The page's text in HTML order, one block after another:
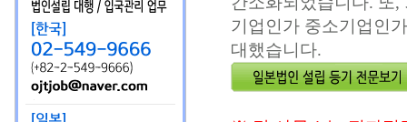
기업인가 중소기업인
대했습니다.